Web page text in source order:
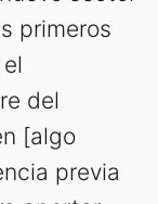
primeros
del
[algo
previa